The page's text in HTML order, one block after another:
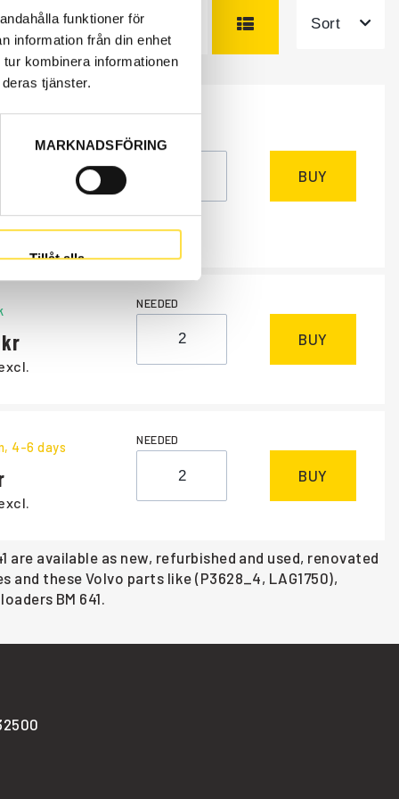
funktioner för
information från din enhet
kombinera informationen
tjänster.
MARKNADSFÖRING
Tillåt alla
Sort
, days NEEDED
BUY
NEEDED
BUY
, 4-6 days NEEDED
BUY
are available as new, refurbished and used, renovated
these Volvo parts like (P3628_4, LAG1750),
BM 641.